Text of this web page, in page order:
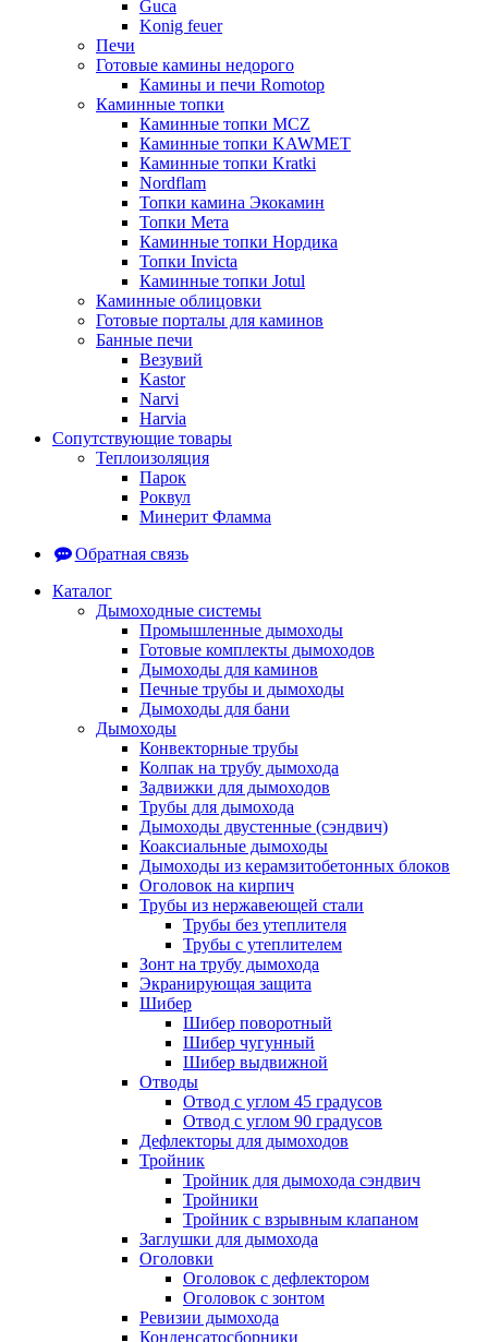
Guca
Konig feuer
Печи
Готовые камины недорого
Камины и печи Romotop
Каминные топки
Каминные топки MCZ
Каминные топки KAWMET
Каминные топки Kratki
Nordflam
Топки камина Экокамин
Топки Мета
Каминные топки Нордика
Топки Invicta
Каминные топки Jotul
Каминные облицовки
Готовые порталы для каминов
Банные печи
Везувий
Kastor
Narvi
Harvia
Сопутствующие товары
Теплоизоляция
Парок
Роквул
Минерит Фламма
Обратная связь
Каталог
Дымоходные системы
Промышленные дымоходы
Готовые комплекты дымоходов
Дымоходы для каминов
Печные трубы и дымоходы
Дымоходы для бани
Дымоходы
Конвекторные трубы
Колпак на трубу дымохода
Задвижки для дымоходов
Трубы для дымохода
Дымоходы двустенные (сэндвич)
Коаксиальные дымоходы
Дымоходы из керамзитобетонных блоков
Оголовок на кирпич
Трубы из нержавеющей стали
Трубы без утеплителя
Трубы с утеплителем
Зонт на трубу дымохода
Экранирующая защита
Шибер
Шибер поворотный
Шибер чугунный
Шибер выдвижной
Отводы
Отвод с углом 45 градусов
Отвод с углом 90 градусов
Дефлекторы для дымоходов
Тройник
Тройник для дымохода сэндвич
Тройники
Тройник с взрывным клапаном
Заглушки для дымохода
Оголовки
Оголовок с дефлектором
Оголовок с зонтом
Ревизии дымохода
Конденсатосборники